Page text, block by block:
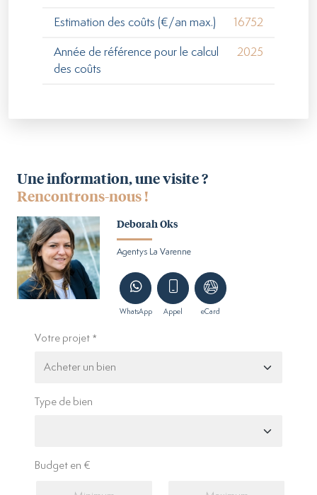
Estimation des coûts (€/an max.) 16752
Année de référence pour le calcul
des coûts
2025
Une information, une visite ?
Rencontrons-nous !
Deborah Oks
Agentys La Varenne
WhatsApp Appel eCard
Votre projet
Type de bien
Budget en €